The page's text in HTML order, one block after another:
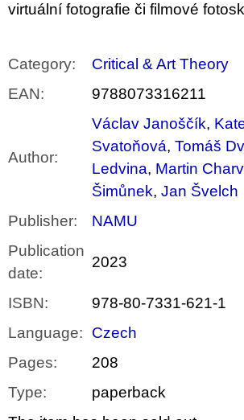
virtuální fotografie či filmové
Category:
Critical & Art Theory
EAN: 9788073316211
Author:
Václav Janoščík,
Svatoňová, Tomáš
Ledvina, Martin
Šimůnek, Jan Švelch
Publisher:
NAMU
Publication
date:
2023
ISBN:
978-80-7331-621-1
Language:
Czech
Pages:
208
Type:
paperback